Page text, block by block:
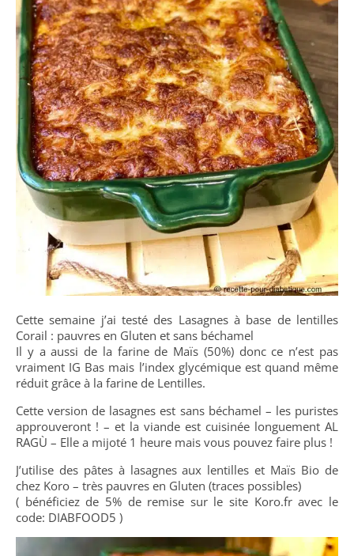
Cette semaine j’ai testé des Lasagnes à base de lentilles
Corail : pauvres en Gluten et sans béchamel
Il y a aussi de la farine de Maïs (50%) donc ce n’est pas
vraiment IG Bas mais l’index glycémique est quand même
réduit grâce à la farine de Lentilles.
Cette version de lasagnes est sans béchamel – les puristes
approuveront ! – et la viande est cuisinée longuement AL
RAGÙ – Elle a mijoté 1 heure mais vous pouvez faire plus !
J’utilise des pâtes à lasagnes aux lentilles et Maïs Bio de
chez Koro – très pauvres en Gluten (traces possibles)
( bénéficiez de 5% de remise sur le site Koro.fr avec le
code: DIABFOOD5 )